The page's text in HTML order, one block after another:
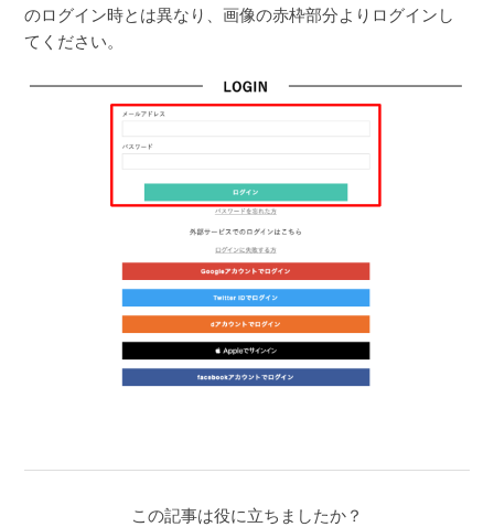
のログイン時とは異なり、画像の赤枠部分よりログインし
てください。
この記事は役に立ちましたか？